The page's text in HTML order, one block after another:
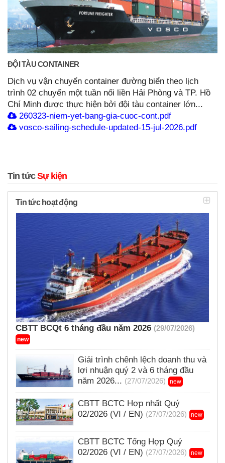
ĐỘI TÀU CONTAINER
Dịch vụ vận chuyển container đường biển theo lịch
trình 02 chuyến một tuần nối liền Hải Phòng và TP. Hồ
Chí Minh được thực hiện bởi đội tàu container lớn...
260323-niem-yet-bang-gia-cuoc-cont.pdf
vosco-sailing-schedule-updated-15-jul-2026.pdf
Tin tứcSự kiện
Tin tức hoạt động
CBTT BCQt 6 tháng đầu năm 2026 (29/07/2026)
new
Giải trình chênh lệch doanh thu và
lợi nhuận quý 2 và 6 tháng đầu
năm 2026... (27/07/2026) new
CBTT BCTC Hợp nhất Quý
02/2026 (VI / EN) (27/07/2026) new
CBTT BCTC Tổng Hợp Quý
02/2026 (VI / EN) (27/07/2026) new